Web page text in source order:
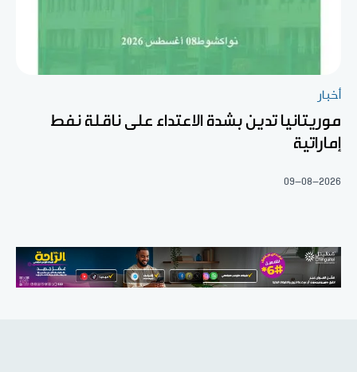
أخبار
موريتانيا تدين بشدة الاعتداء على ناقلة نفط
إماراتية
09-08-2026